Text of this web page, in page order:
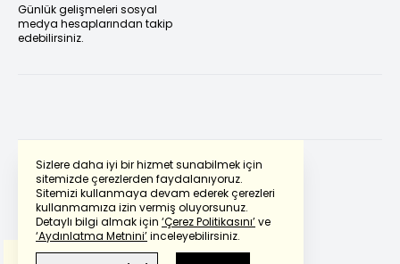
Sizlere daha iyi bir hizmet sunabilmek için
sitemizde çerezlerden faydalanıyoruz.
Sitemizi kullanmaya devam ederek çerezleri
kullanmamıza izin vermiş oluyorsunuz.
Detaylı bilgi almak için ‘Çerez Politikasını’ve
‘Aydınlatma Metnini’inceleyebilirsiniz.
Günlük gelişmeleri sosyal
medya hesaplarından takip
edebilirsiniz.
Powered by Translate
Bu çevirideGoogle Transletekullanılmıştır.